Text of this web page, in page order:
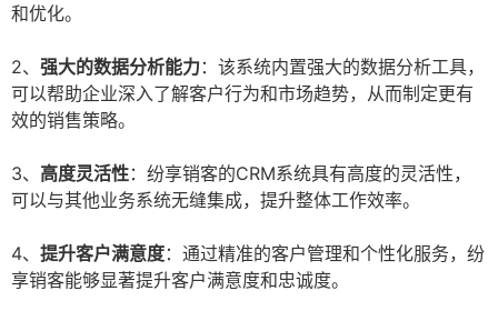
和优化。
2、 强大的数据分析能力：该系统内置强大的数据分析工具，
可以帮助企业深入了解客户行为和市场趋势，从而制定更有
效的销售策略。
3、 高度灵活性：纷享销客的CRM系统具有高度的灵活性，
可以与其他业务系统无缝集成，提升整体工作效率。
4、 提升客户满意度：通过精准的客户管理和个性化服务，纷
享销客能够显著提升客户满意度和忠诚度。